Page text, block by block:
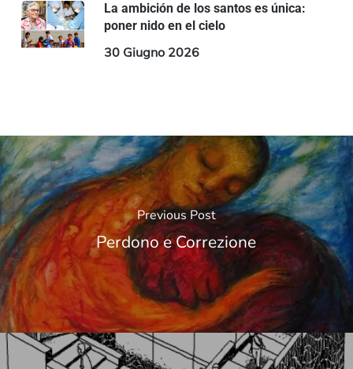
La ambición de los santos es única:
poner nido en el cielo
30 Giugno 2026
Previous Post
Perdono e Correzione